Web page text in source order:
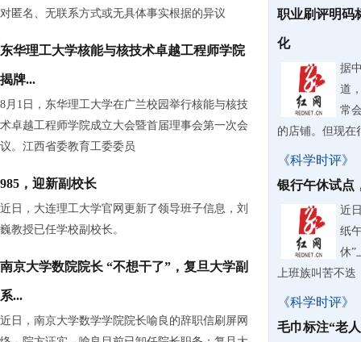
对匿名、无联系方式或无具体事实根据的异议
东华理工大学核能与核技术卓越工程师学院
揭牌...
8月1日，东华理工大学在广兰校园举行核能与核技
术卓越工程师学院成立大会暨首届理事会第一次会
议。江西省委教育工委委员
985，迎新副校长
近日，大连理工大学官网更新了领导班子信息，刘
巍教授已任学校副校长。
南京大学数院院长 “不想干了”，复旦大学副
系...
近日，南京大学数学学院院长喻良的辞职信刷屏网
职业刷评明码
化
据
道
常
的店铺。但现在
《科学时评》
银行午休试点
近
纸
休”
上班族叫苦不迭
《科学时评》
毛巾标注“老